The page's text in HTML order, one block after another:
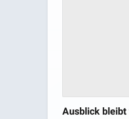
Ausblick